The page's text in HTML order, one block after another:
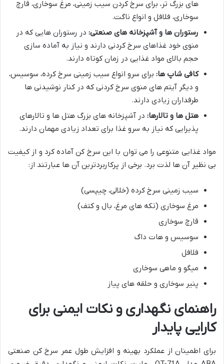
های بزرگ تر، برای سرخ کردن سیب زمینی، مرغ سوخاری، قارچ
سوخاری، فلافل و انواع ناگت.
رستوران ها و آشپزخانه های صنعتی: در رستوران هایی که در
منوی خود غذاهای سرخ کردنی دارند و نیاز به آماده سازی
حجم بالای مواد غذایی در زمان کوتاه دارند.
کافی شاپ ها: برای سرو انواع سیب زمینی سرخ کرده، سوسیس،
و دیگر آیتم های منوی سرخ کردنی که در کنار نوشیدنی ها
طرفداران زیادی دارند.
هتل ها و تالارها: در آشپزخانه های بزرگ هتل ها و تالارهای
پذیرایی که نیاز به سرو غذا برای تعداد زیادی مهمان دارند.
مواد غذایی متنوعی را می توان با این سرخ کن آماده کرد و از کیفیت
بی نظیر آن ها لذت برد. برخی از پرکاربردترین آن ها عبارتند از:
سیب زمینی سرخ کرده (خلالی، چیپسی)
مرغ سوخاری (تکه های مرغ، بال و کتف)
قارچ سوخاری
سوسیس و هات داگ
فلافل
میگو و ماهی سوخاری
پنیر سوخاری و حلقه های پیاز
راهنمای نگهداری و نکات ایمنی برای
کارایی پایدار
برای اطمینان از عملکرد بهینه و افزایش طول عمر سرخ کن صنعتی